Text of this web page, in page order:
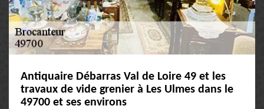
Antiquaire Débarras Val de Loire 49 et les
travaux de vide grenier à Les Ulmes dans le
49700 et ses environs